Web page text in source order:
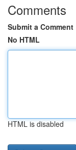
Comments
Submit a Comment
No HTML
HTML is disabled